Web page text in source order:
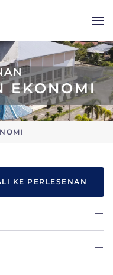
EKONOMI
KE PERLESENAN